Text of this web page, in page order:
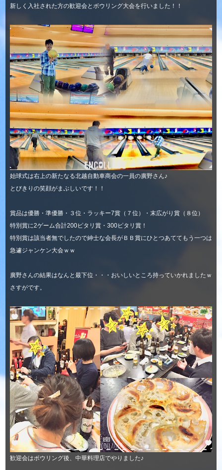
新しく入社された方の歓迎会とボウリング大会を行いました！！
始球式は右上の新たなる北越自動車商会の一員の廣野さん♪
とびきりの笑顔がまぶしいです！！
賞品は優勝・準優勝・３位・ラッキー7賞（７位）・末広がり賞（８位）
特別賞に2ゲーム合計200ピタリ賞・300ピタリ賞！
特別賞は該当者無でしたので紳士な会長がＢＢ賞にひとつあててもう一つは
急遽ジャンケン大会ｗｗ
廣野さんの結果はなんと最下位・・・おいしいところ持っていかれましたｗ
さすがです。
歓迎会はボウリング後、中華料理店でやりました♪